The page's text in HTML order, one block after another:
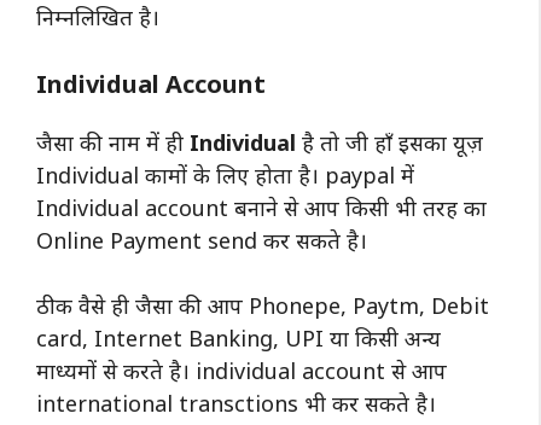
निम्नलिखित है।
Individual Account
जैसा की नाम में ही Individual है तो जी हाँ इसका यूज़
Individual कामों के लिए होता है। paypal में
Individual account बनाने से आप किसी भी तरह का
Online Payment send कर सकते है।
ठीक वैसे ही जैसा की आप Phonepe, Paytm, Debit
card, Internet Banking, UPI या किसी अन्य
माध्यमों से करते है। individual account से आप
international transctions भी कर सकते है।